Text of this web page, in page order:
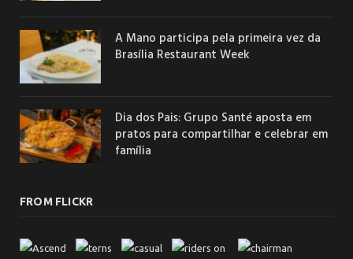
A Mano participa pela primeira vez da
Brasília Restaurant Week
Dia dos Pais: Grupo Santé aposta em
pratos para compartilhar e celebrar em
família
FROM FLICKR